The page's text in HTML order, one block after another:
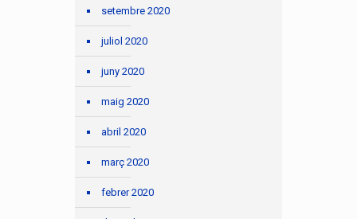
setembre 2020
juliol 2020
juny 2020
maig 2020
abril 2020
març 2020
febrer 2020